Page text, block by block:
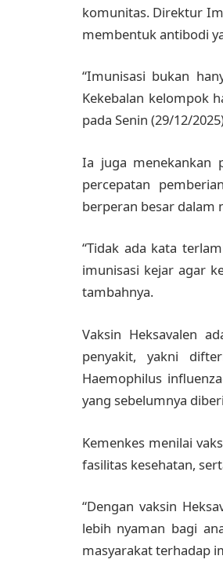
komunitas. Direktur
membentuk antibodi
“Imunisasi bukan
Kekebalan kelompok
pada Senin (29/12/
Ia juga menekankan
percepatan
berperan besar dalam
“Tidak ada kata
imunisasi kejar agar
tambahnya.
Vaksin Heksavalen
penyakit, yakni
Haemophilus
yang sebelumnya
Kemenkes menilai
fasilitas kesehatan,
“Dengan vaksin
lebih nyaman bagi
masyarakat terhadap